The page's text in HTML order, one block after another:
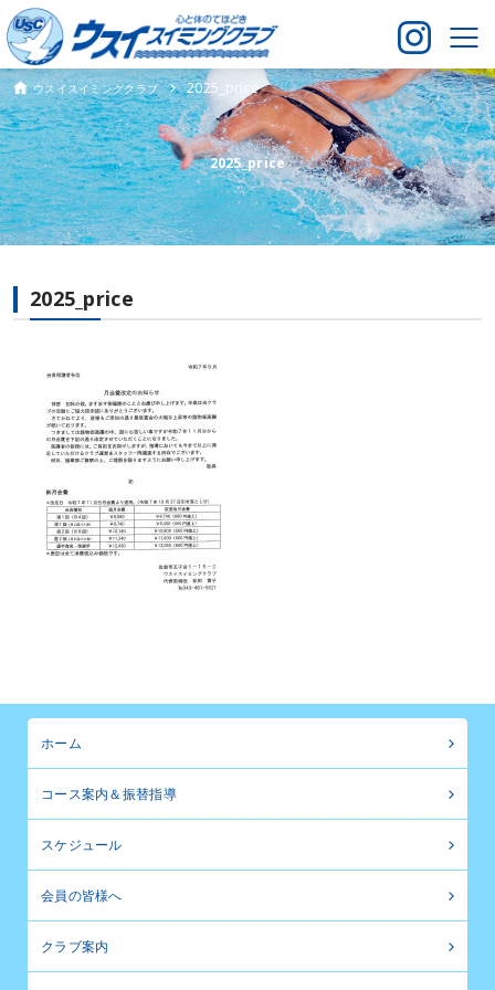
2025_price
ウスイスイミングクラブ 2025_price
2025_price
ホーム
コース案内＆振替指導
スケジュール
会員の皆様へ
クラブ案内